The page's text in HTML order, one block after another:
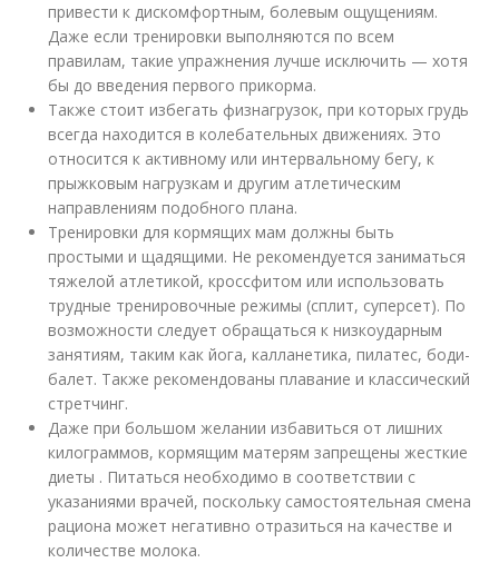
привести к дискомфортным, болевым ощущениям.
Даже если тренировки выполняются по всем
правилам, такие упражнения лучше исключить — хотя
бы до введения первого прикорма.
Также стоит избегать физнагрузок, при которых грудь
всегда находится в колебательных движениях. Это
относится к активному или интервальному бегу, к
прыжковым нагрузкам и другим атлетическим
направлениям подобного плана.
Тренировки для кормящих мам должны быть
простыми и щадящими. Не рекомендуется заниматься
тяжелой атлетикой, кроссфитом или использовать
трудные тренировочные режимы (сплит, суперсет). По
возможности следует обращаться к низкоударным
занятиям, таким как йога, калланетика, пилатес, боди-
балет. Также рекомендованы плавание и классический
стретчинг.
Даже при большом желании избавиться от лишних
килограммов, кормящим матерям запрещены жесткие
диеты . Питаться необходимо в соответствии с
указаниями врачей, поскольку самостоятельная смена
рациона может негативно отразиться на качестве и
количестве молока.